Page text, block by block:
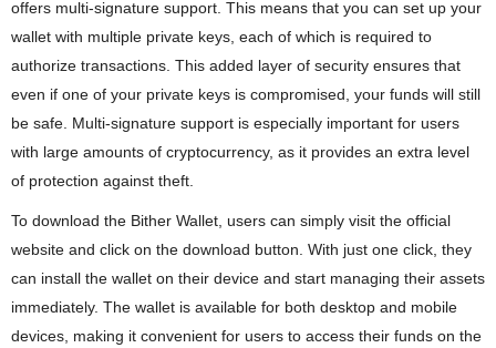
offers multi-signature support. This means that you can set up your
wallet with multiple private keys, each of which is required to
authorize transactions. This added layer of security ensures that
even if one of your private keys is compromised, your funds will still
be safe. Multi-signature support is especially important for users
with large amounts of cryptocurrency, as it provides an extra level
of protection against theft.
To download the Bither Wallet, users can simply visit the official
website and click on the download button. With just one click, they
can install the wallet on their device and start managing their assets
immediately. The wallet is available for both desktop and mobile
devices, making it convenient for users to access their funds on the